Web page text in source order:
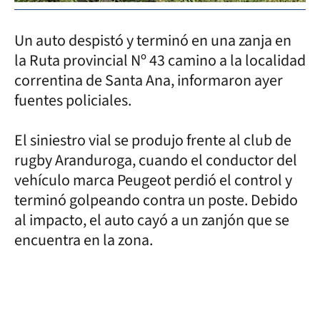
Un auto despistó y terminó en una zanja en
la Ruta provincial Nº 43 camino a la localidad
correntina de Santa Ana, informaron ayer
fuentes policiales.
El siniestro vial se produjo frente al club de
rugby Aranduroga, cuando el conductor del
vehículo marca Peugeot perdió el control y
terminó golpeando contra un poste. Debido
al impacto, el auto cayó a un zanjón que se
encuentra en la zona.